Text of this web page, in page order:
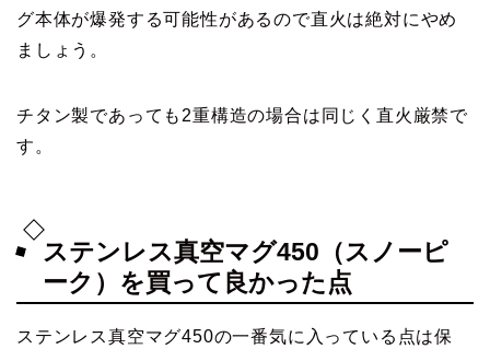
グ本体が爆発する可能性があるので直火は絶対にやめ
ましょう。
チタン製であっても2重構造の場合は同じく直火厳禁で
す。
ステンレス真空マグ450（スノーピ
ーク）を買って良かった点
ステンレス真空マグ450の一番気に入っている点は保